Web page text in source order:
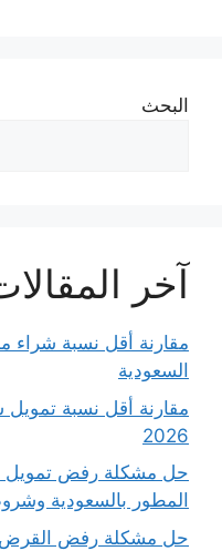
البحث
آخر
السعودية
مقارنة أقل نسبة
2026
حل مشكلة رفض تمويل
المطور بالسعودية
حل مشكلة رفض القرض